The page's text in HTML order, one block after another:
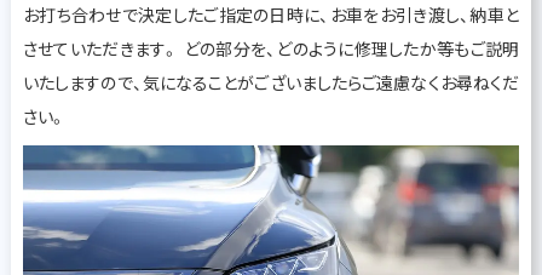
お打ち合わせで決定したご指定の日時に、お車をお引き渡し、納車と
させていただきます。 どの部分を、どのように修理したか等もご説明
いたしますので、気になることがございましたらご遠慮なくお尋ねくだ
さい。